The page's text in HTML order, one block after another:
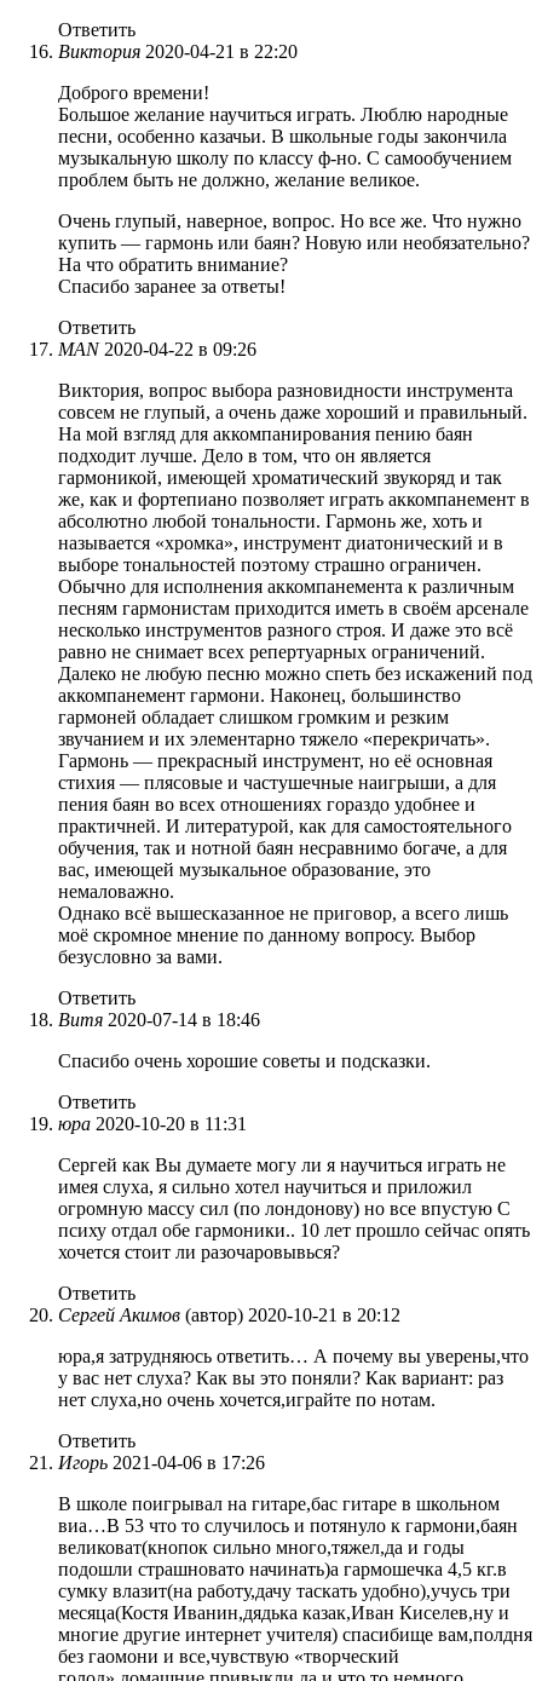
Ответить
Виктория 2020-04-21 в 22:20
Доброго времени!
Большое желание научиться играть. Люблю народные
песни, особенно казачьи. В школьные годы закончила
музыкальную школу по классу ф-но. С самообучением
проблем быть не должно, желание великое.
Очень глупый, наверное, вопрос. Но все же. Что нужно
купить — гармонь или баян? Новую или необязательно?
На что обратить внимание?
Спасибо заранее за ответы!
Ответить
MAN 2020-04-22 в 09:26
Виктория, вопрос выбора разновидности инструмента
совсем не глупый, а очень даже хороший и правильный.
На мой взгляд для аккомпанирования пению баян
подходит лучше. Дело в том, что он является
гармоникой, имеющей хроматический звукоряд и так
же, как и фортепиано позволяет играть аккомпанемент в
абсолютно любой тональности. Гармонь же, хоть и
называется «хромка», инструмент диатонический и в
выборе тональностей поэтому страшно ограничен.
Обычно для исполнения аккомпанемента к различным
песням гармонистам приходится иметь в своём арсенале
несколько инструментов разного строя. И даже это всё
равно не снимает всех репертуарных ограничений.
Далеко не любую песню можно спеть без искажений под
аккомпанемент гармони. Наконец, большинство
гармоней обладает слишком громким и резким
звучанием и их элементарно тяжело «перекричать».
Гармонь — прекрасный инструмент, но её основная
стихия — плясовые и частушечные наигрыши, а для
пения баян во всех отношениях гораздо удобнее и
практичней. И литературой, как для самостоятельного
обучения, так и нотной баян несравнимо богаче, а для
вас, имеющей музыкальное образование, это
немаловажно.
Однако всё вышесказанное не приговор, а всего лишь
моё скромное мнение по данному вопросу. Выбор
безусловно за вами.
Ответить
Витя 2020-07-14 в 18:46
Спасибо очень хорошие советы и подсказки.
Ответить
юра 2020-10-20 в 11:31
Сергей как Вы думаете могу ли я научиться играть не
имея слуха, я сильно хотел научиться и приложил
огромную массу сил (по лондонову) но все впустую С
психу отдал обе гармоники.. 10 лет прошло сейчас опять
хочется стоит ли разочаровывься?
Ответить
Сергей Акимов (автор) 2020-10-21 в 20:12
юра,я затрудняюсь ответить… А почему вы уверены,что
у вас нет слуха? Как вы это поняли? Как вариант: раз
нет слуха,но очень хочется,играйте по нотам.
Ответить
Игорь 2021-04-06 в 17:26
В школе поигрывал на гитаре,бас гитаре в школьном
виа…В 53 что то случилось и потянуло к гармони,баян
великоват(кнопок сильно много,тяжел,да и годы
подошли страшновато начинать)а гармошечка 4,5 кг.в
сумку влазит(на работу,дачу таскать удобно),учусь три
месяца(Костя Иванин,дядька казак,Иван Киселев,ну и
многие другие интернет учителя) спасибище вам,полдня
без гаомони и все,чувствую «творческий